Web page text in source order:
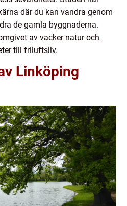
där du kan vandra genom
de gamla byggnaderna.
av vacker natur och
till friluftsliv.
Linköping